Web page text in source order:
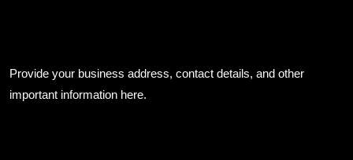
Provide your business address, contact details, and other
important information here.